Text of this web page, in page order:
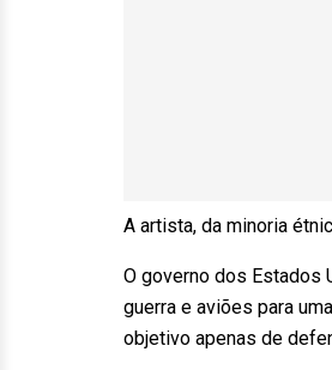
A artista, da minoria
O governo dos Estados
guerra e aviões para
objetivo apenas de